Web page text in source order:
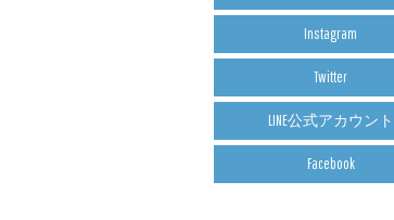
Instagram
Twitter
LINE公式アカウント
Facebook